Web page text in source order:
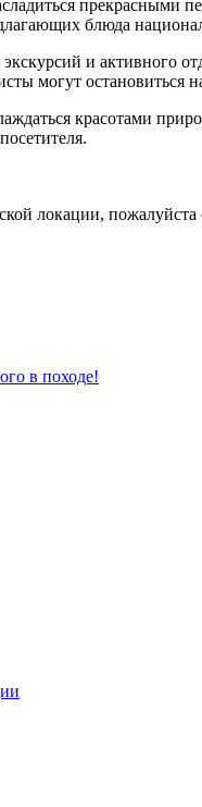
прекрасными
блюда
и активного
могут остановиться
красотами
локации,
в походе!